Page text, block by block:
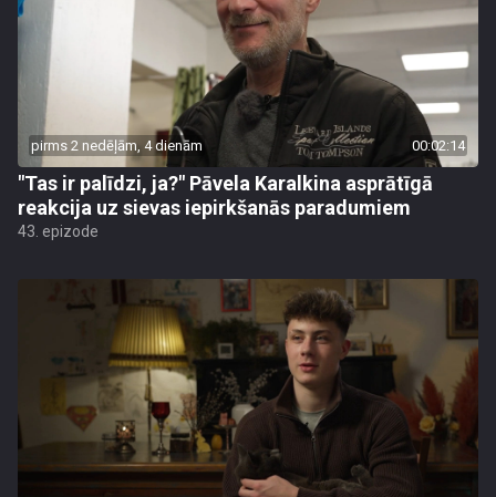
pirms 2 nedēļām, 4 dienām 00:02:14
"Tas ir palīdzi, ja?" Pāvela Karalkina asprātīgā
reakcija uz sievas iepirkšanās paradumiem
43. epizode